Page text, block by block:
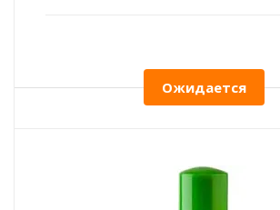
Ожидается